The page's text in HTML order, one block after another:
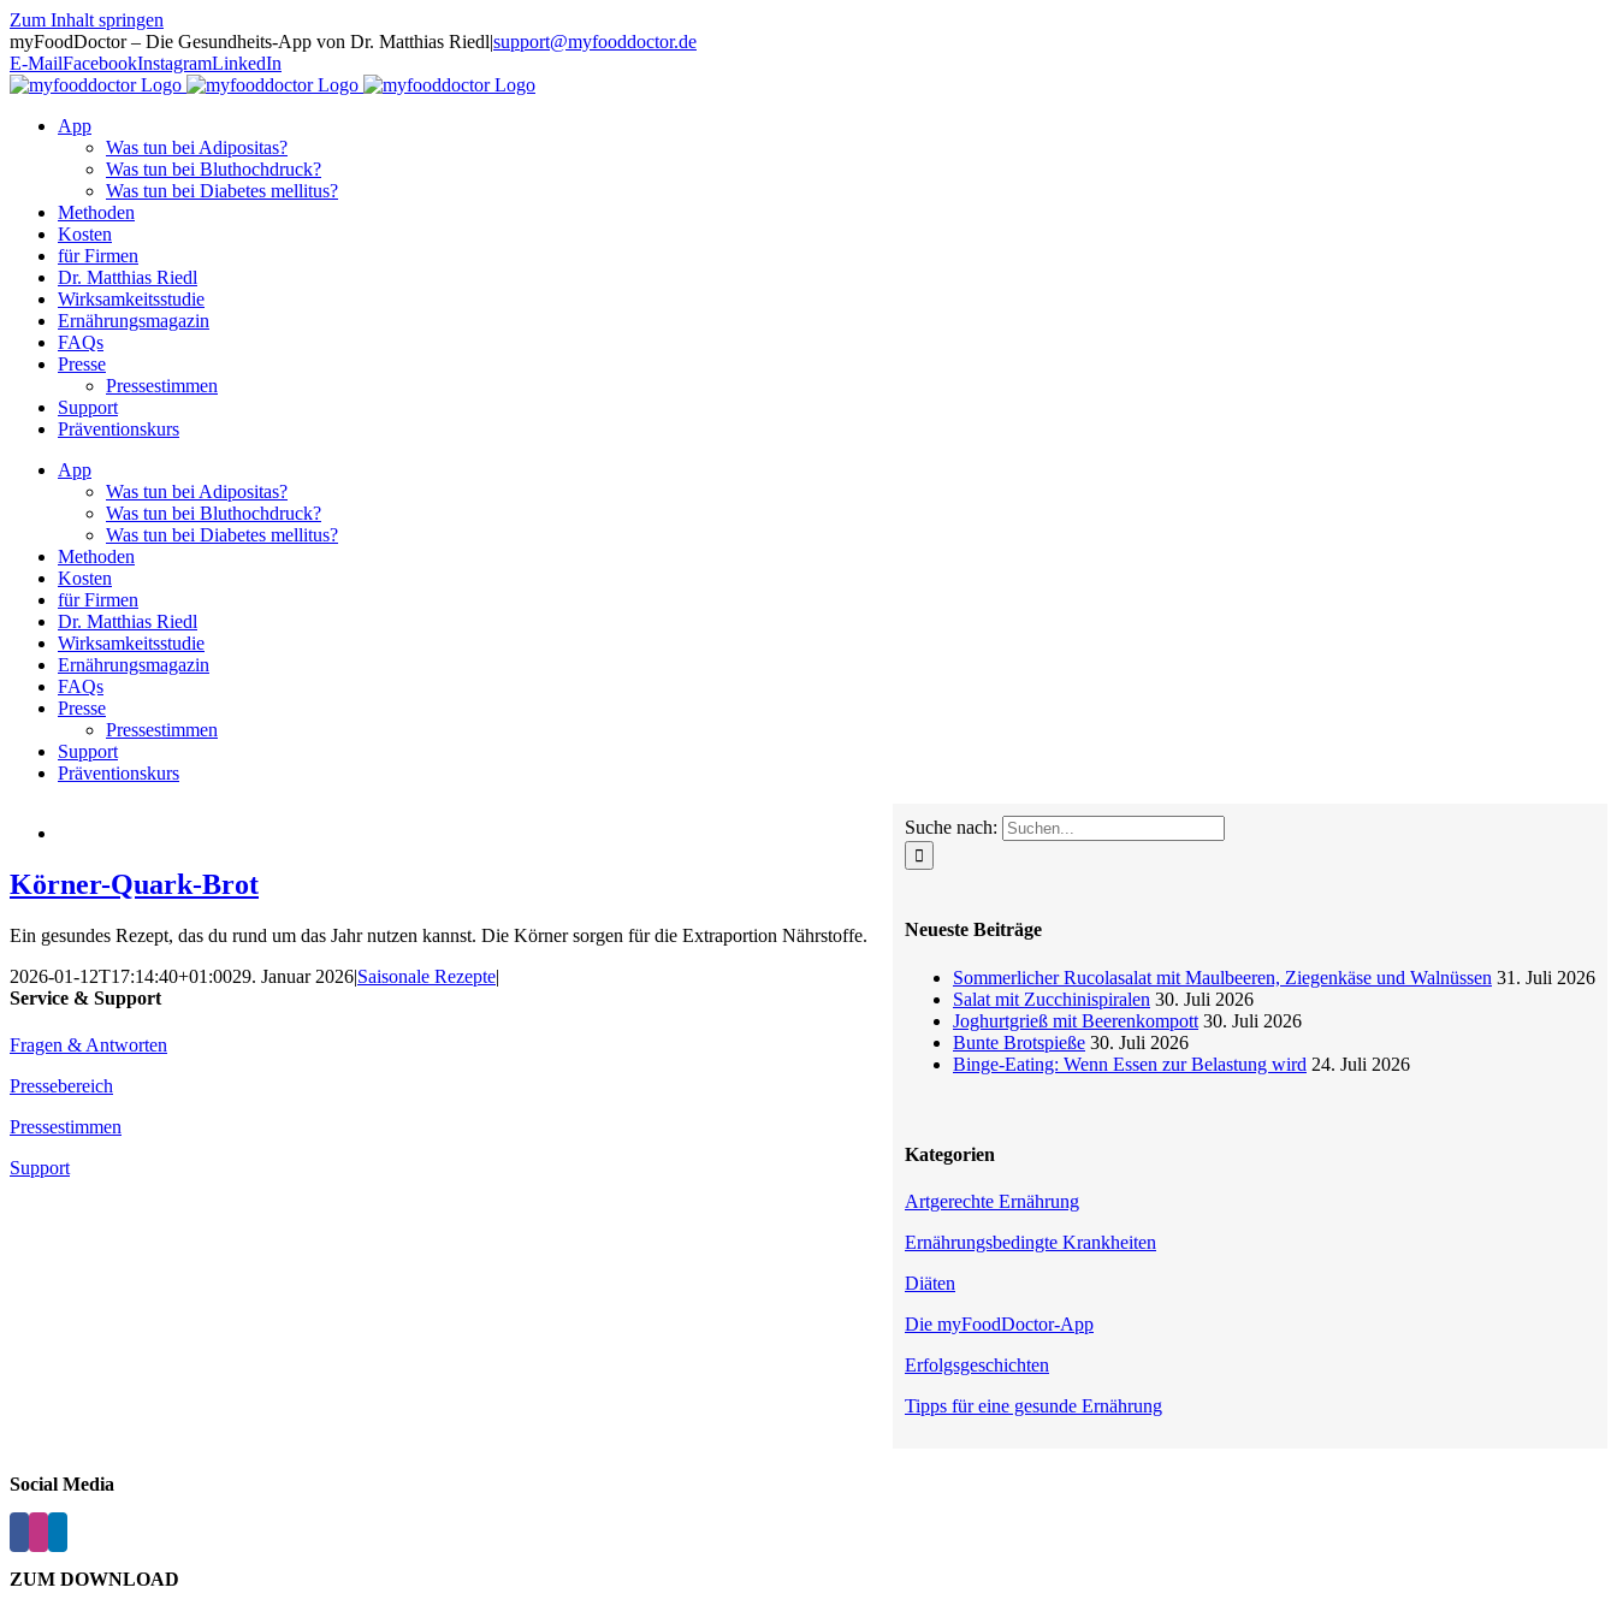
Zum Inhalt springen
myFoodDoctor – Die Gesundheits-App von Dr. Matthias Riedl|support@myfooddoctor.de
E-MailFacebookInstagramLinkedIn
App
Was tun bei Adipositas?
Was tun bei Bluthochdruck?
Was tun bei Diabetes mellitus?
Methoden
Kosten
für Firmen
Dr. Matthias Riedl
Wirksamkeitsstudie
Ernährungsmagazin
FAQs
Presse
Pressestimmen
Support
Präventionskurs
App
Was tun bei Adipositas?
Was tun bei Bluthochdruck?
Was tun bei Diabetes mellitus?
Methoden
Kosten
für Firmen
Dr. Matthias Riedl
Wirksamkeitsstudie
Ernährungsmagazin
FAQs
Presse
Pressestimmen
Support
Präventionskurs
Körner-Quark-Brot
Ein gesundes Rezept, das du rund um das Jahr nutzen kannst. Die Körner sorgen für die Extraportion Nährstoffe.
2026-01-12T17:14:40+01:0029. Januar 2026|Saisonale Rezepte|
Suche nach:
Neueste Beiträge
Sommerlicher Rucolasalat mit Maulbeeren, Ziegenkäse und Walnüssen 31. Juli 2026
Salat mit Zucchinispiralen 30. Juli 2026
Joghurtgrieß mit Beerenkompott 30. Juli 2026
Bunte Brotspieße 30. Juli 2026
Binge-Eating: Wenn Essen zur Belastung wird 24. Juli 2026
Kategorien
Artgerechte Ernährung
Ernährungsbedingte Krankheiten
Diäten
Die myFoodDoctor-App
Erfolgsgeschichten
Tipps für eine gesunde Ernährung
Service & Support
Fragen & Antworten
Pressebereich
Pressestimmen
Support
Social Media
ZUM DOWNLOAD